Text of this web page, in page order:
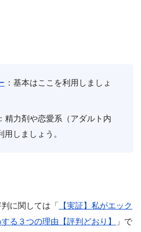
：基本はここを利用しましょ
：精力剤や恋愛系（アダルト内
しましょう。
に関しては「
【実証】私がエック
る３つの理由【評判どおり】
」で